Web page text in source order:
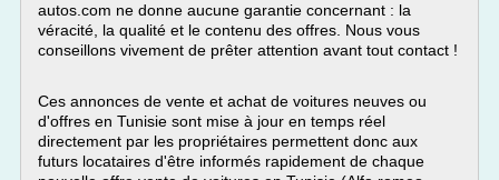
autos.com ne donne aucune garantie concernant : la
véracité, la qualité et le contenu des offres. Nous vous
conseillons vivement de prêter attention avant tout contact !
Ces annonces de vente et achat de voitures neuves ou
d'offres en Tunisie sont mise à jour en temps réel
directement par les propriétaires permettent donc aux
futurs locataires d'être informés rapidement de chaque